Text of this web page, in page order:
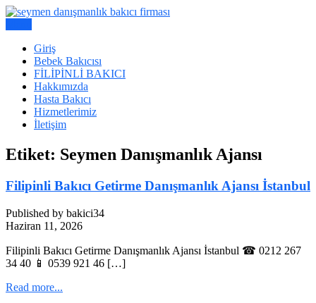
Skip
Seymen Danışmanlık | Yatılı
Bakıcı, Dadı,
Giriş
Bebek Bakıcısı
FİLİPİNLİ BAKICI
Hakkımızda
Hasta Bakıcı
Hizmetlerimiz
İletişim
Etiket: Seymen Danışmanlık Ajansı
Filipinli Bakıcı Getirme Danışmanlık Ajansı İstanbul
Published by bakici34
Haziran 11, 2026
Filipinli Bakıcı Getirme Danışmanlık Ajansı İstanbul ☎ 0212 267
34 40 📱 0539 921 46 […]
Read more...